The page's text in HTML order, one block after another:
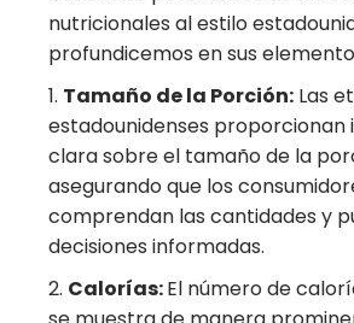
nutricionales al estilo
profundicemos en sus
Tamaño de la Porción: Las
estadounidenses proporcionan
clara sobre el tamaño de la
asegurando que los
comprendan las cantidades y
decisiones informadas.
Calorías:El número de